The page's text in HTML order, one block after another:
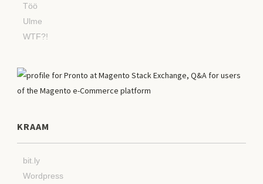
Töö
Ulme
WTF?!
KRAAM
bit.ly
Wordpress